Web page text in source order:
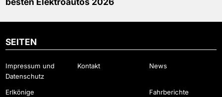
SEITEN
Impressum und
Datenschutz
Kontakt News
Erlkönige Fahrberichte